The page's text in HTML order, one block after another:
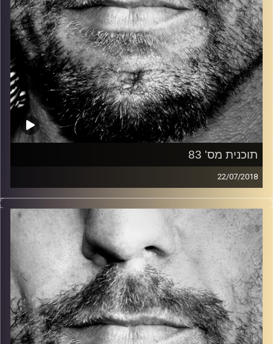
תוכנית מס' 83
22/07/2018
זיפים, מוזיקה מחוספסת של הופעות חיות. הרבה ג'אם, רוק,
בלוז, bluegrass, ג'אז, Fאנק, פרוגרסיב ואפילו אלקטרוניקה.
כל מה שחי, אמיתי ונושם.
עם שמוליק רגב.
קרדיט תמונות: David Goehring